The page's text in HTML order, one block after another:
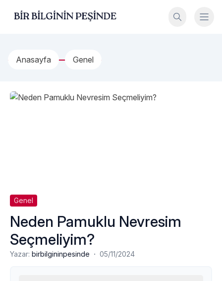
Bir Bilginin Peşinde!
Anasayfa Genel
Genel
Neden Pamuklu Nevresim
Seçmeliyim?
Yazar: birbilgininpesinde · 05/11/2024